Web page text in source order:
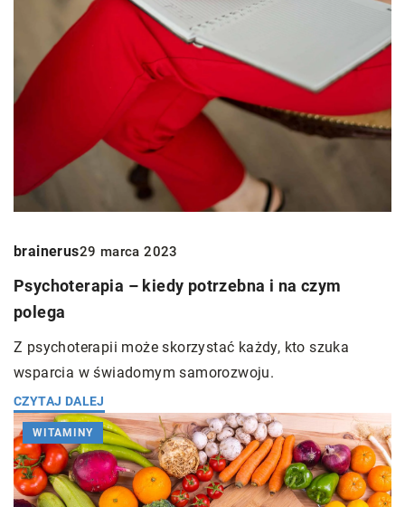
brainerus29 marca 2023
Psychoterapia – kiedy potrzebna i na czym
polega
Z psychoterapii może skorzystać każdy, kto szuka
wsparcia w świadomym samorozwoju.
CZYTAJ DALEJ
WITAMINY